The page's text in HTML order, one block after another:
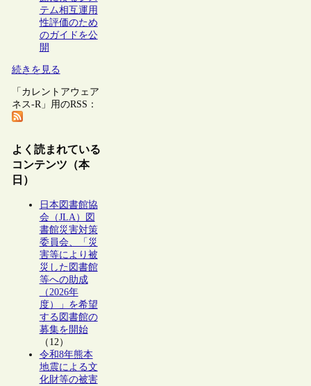
テム相互運用
性評価のため
のガイドを公
開
続きを見る
「カレントアウェア
ネス-R」用のRSS：
よく読まれている
コンテンツ（本
日）
日本図書館協
会（JLA）図
書館災害対策
委員会、「災
害等により被
災した図書館
等への助成
（2026年
度）」を希望
する図書館の
募集を開始
（12）
令和8年熊本
地震による文
化財等の被害